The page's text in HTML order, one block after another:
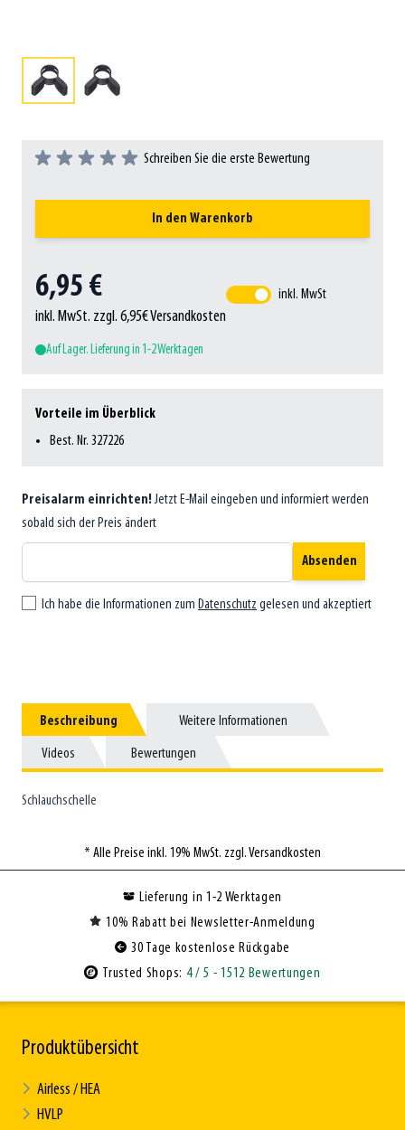
Schreiben Sie die erste Bewertung
In den Warenkorb
6,95 €
inkl. MwSt. zzgl. 6,95€ Versandkosten
inkl. MwSt
Auf Lager. Lieferung in 1-2 Werktagen
Vorteile im Überblick
Best. Nr. 327226
Preisalarm einrichten! Jetzt E-Mail eingeben und informiert werden
sobald sich der Preis ändert
Absenden
Ich habe die Informationen zum Datenschutz gelesen und akzeptiert
Beschreibung
Beschreibung Weitere Informationen
Weitere Informationen
Videos
Videos Bewertungen
Bewertungen
Schlauchschelle
* Alle Preise inkl. 19% MwSt. zzgl. Versandkosten
Lieferung in 1-2 Werktagen
10% Rabatt bei Newsletter-Anmeldung
30 Tage kostenlose Rückgabe
Trusted Shops: 4/ 5 - 1512 Bewertungen
Produktübersicht
Airless / HEA
HVLP